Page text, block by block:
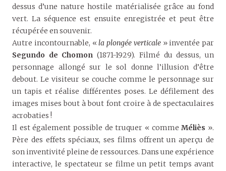
dessus d’une nature hostile matérialisée grâce au fond
vert. La séquence est ensuite enregistrée et peut être
récupérée en souvenir.
Autre incontournable, «la plongée verticale» inventée par
Segundo de Chomon (1871-1929). Filmé du dessus, un
personnage allongé sur le sol donne l’illusion d’être
debout. Le visiteur se couche comme le personnage sur
un tapis et réalise différentes poses. Le défilement des
images mises bout à bout font croire à de spectaculaires
acrobaties !
Il est également possible de truquer « commeMéliès ».
Père des effets spéciaux, ses films offrent un aperçu de
son inventivité pleine de ressources. Dans une expérience
interactive, le spectateur se filme un petit temps avant